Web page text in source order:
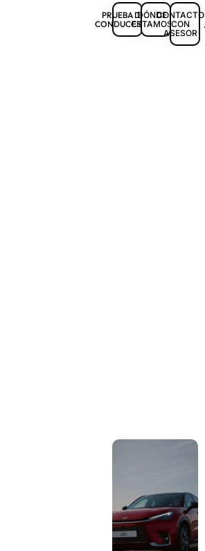
PRUEBA DE
CONDUCCIÓN
DÓNDE
ESTAMOS
CONTACTO
CON
ASESOR